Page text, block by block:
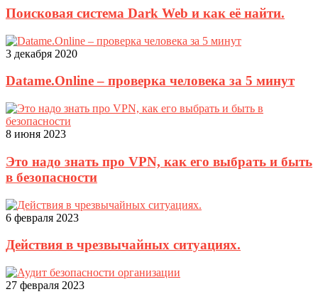
Поисковая система Dark Web и как её найти.
3 декабря 2020
Datame.Online – проверка человека за 5 минут
8 июня 2023
Это надо знать про VPN, как его выбрать и быть
в безопасности
6 февраля 2023
Действия в чрезвычайных ситуациях.
27 февраля 2023